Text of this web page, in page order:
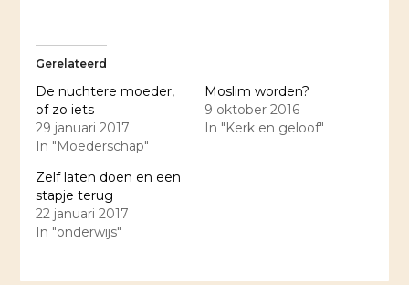
Gerelateerd
De nuchtere moeder,
of zo iets
29 januari 2017
In "Moederschap"
Moslim worden?
9 oktober 2016
In "Kerk en geloof"
Zelf laten doen en een
stapje terug
22 januari 2017
In "onderwijs"